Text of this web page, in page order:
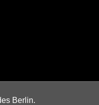
Berlin.